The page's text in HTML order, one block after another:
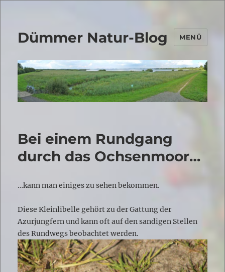
Dümmer Natur-Blog MENÜ
Bei einem Rundgang
durch das Ochsenmoor…
…kann man einiges zu sehen bekommen.
Diese Kleinlibelle gehört zu der Gattung der
Azurjungfern und kann oft auf den sandigen Stellen
des Rundwegs beobachtet werden.